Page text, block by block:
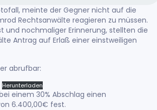
meinte der Gegner nicht auf die
Rechtsanwälte reagieren zu müssen.
und nochmaliger Erinnerung, stellten die
Antrag auf Erlaß einer einstweiligen
abrufbar:
Herunterladen
einem 30% Abschlag einen
6.400,00€ fest.